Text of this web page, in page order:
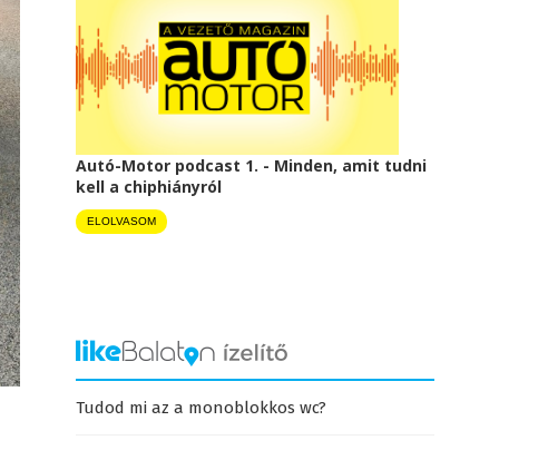
Autó-Motor podcast 1. - Minden, amit tudni
kell a chiphiányról
ELOLVASOM
Tudod mi az a monoblokkos wc?